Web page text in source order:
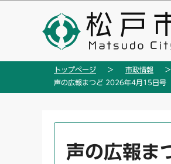
先
トップページ 市政情報
声の広報まつど 2026年4月15日号
声の広報ま